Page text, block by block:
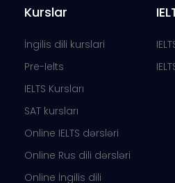
Kurslar
İngilis dili kurslari
Pre-Ielts
IELTS Kursları
SAT kursları
Online IELTS dərsləri
Online Rus dili dərsləri
Online İngilis dili